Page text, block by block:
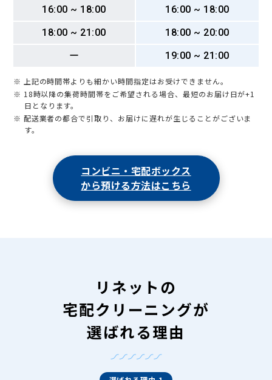
16:00 ~ 18:00
16:00 ~ 18:00
18:00 ~ 21:00
18:00 ~ 20:00
ー
19:00 ~ 21:00
※ 上記の時間帯よりも細かい時間指定はお受けできません。
※ 18時以降の集荷時間帯をご希望される場合、最短のお届け日が+1
日となります。
※ 配送業者の都合で引取り、お届けに遅れが生じることがございま
す。
コンビニ・宅配ボックス
から預ける方法はこちら
リネットの
宅配クリーニングが
選ばれる理由